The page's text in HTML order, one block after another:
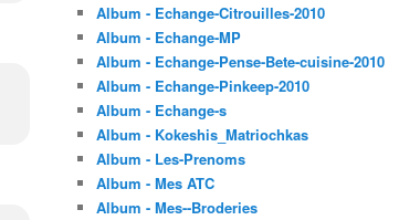
Album - Echange-Citrouilles-2010
Album - Echange-MP
Album - Echange-Pense-Bete-cuisine-2010
Album - Echange-Pinkeep-2010
Album - Echange-s
Album - Kokeshis_Matriochkas
Album - Les-Prenoms
Album - Mes ATC
Album - Mes--Broderies